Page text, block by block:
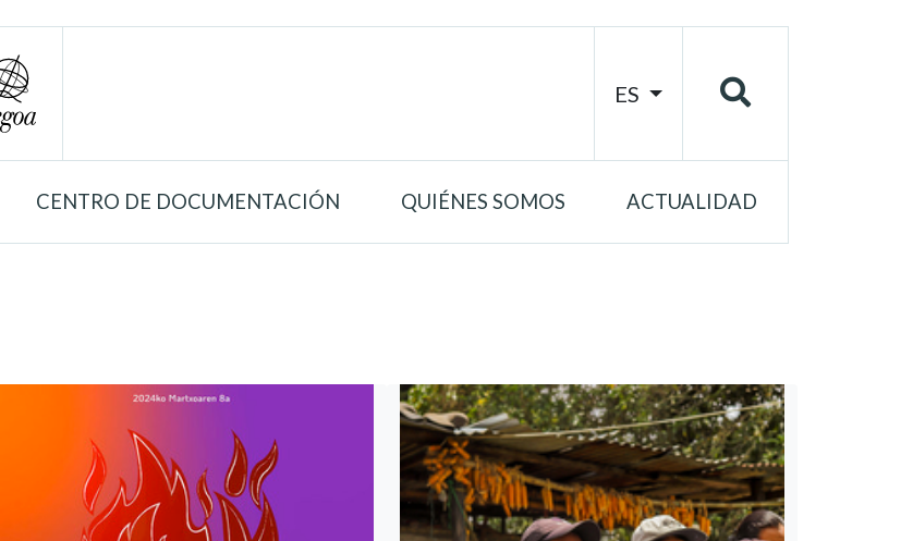
ES
CENTRO DE DOCUMENTACIÓN QUIÉNES SOMOS ACTUALIDAD